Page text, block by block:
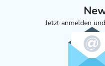
Jetzt anmelden